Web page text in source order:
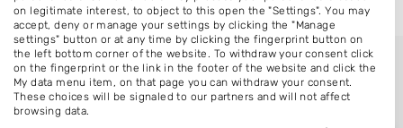
on legitimate interest, to object to this open the "Settings". You may
accept, deny or manage your settings by clicking the "Manage
settings" button or at any time by clicking the fingerprint button on
the left bottom corner of the website. To withdraw your consent click
on the fingerprint or the link in the footer of the website and click the
My data menu item, on that page you can withdraw your consent.
These choices will be signaled to our partners and will not affect
browsing data.